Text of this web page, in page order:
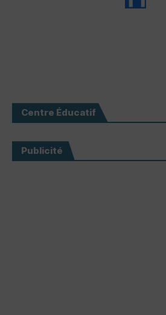
Centre Éducatif
Publicité